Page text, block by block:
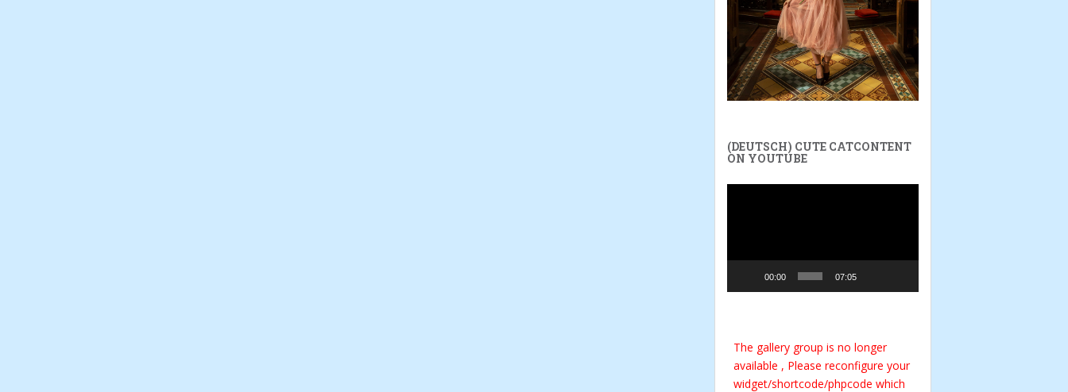
(DEUTSCH) CUTE CATCONTENT
ON YOUTUBE
00:00 07:05
The gallery group is no longer
available , Please reconfigure your
widget/shortcode/phpcode which